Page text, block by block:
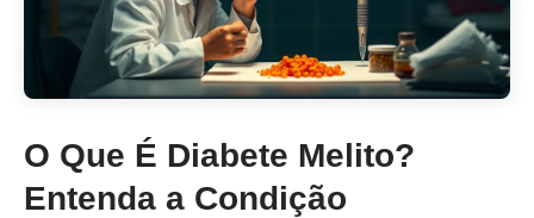
O Que É Diabete Melito?
Entenda a Condição